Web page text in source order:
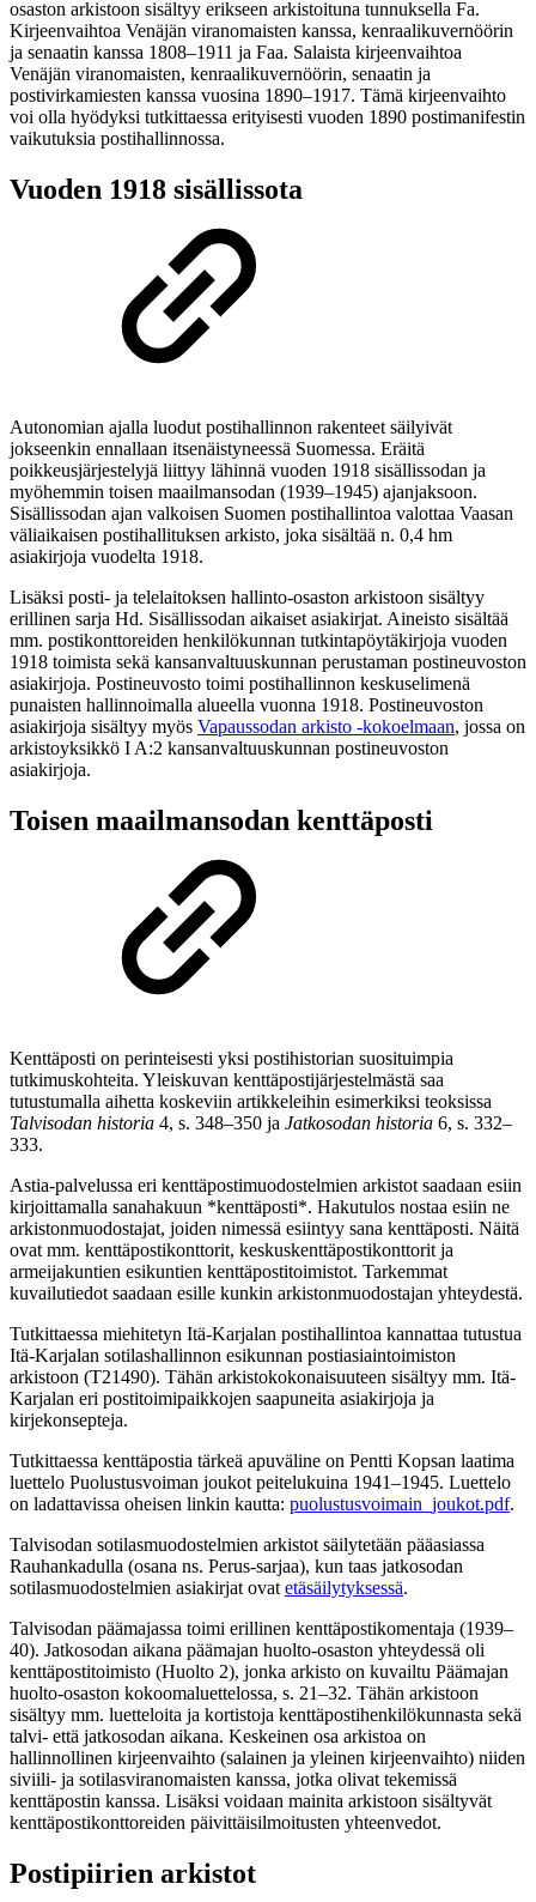
osaston arkistoon sisältyy erikseen arkistoituna tunnuksella Fa.
Kirjeenvaihtoa Venäjän viranomaisten kanssa, kenraalikuvernöörin
ja senaatin kanssa 1808–1911 ja Faa. Salaista kirjeenvaihtoa
Venäjän viranomaisten, kenraalikuvernöörin, senaatin ja
postivirkamiesten kanssa vuosina 1890–1917. Tämä kirjeenvaihto
voi olla hyödyksi tutkittaessa erityisesti vuoden 1890 postimanifestin
vaikutuksia postihallinnossa.
Vuoden 1918 sisällissota
Autonomian ajalla luodut postihallinnon rakenteet säilyivät
jokseenkin ennallaan itsenäistyneessä Suomessa. Eräitä
poikkeusjärjestelyjä liittyy lähinnä vuoden 1918 sisällissodan ja
myöhemmin toisen maailmansodan (1939–1945) ajanjaksoon.
Sisällissodan ajan valkoisen Suomen postihallintoa valottaa Vaasan
väliaikaisen postihallituksen arkisto, joka sisältää n. 0,4 hm
asiakirjoja vuodelta 1918.
Lisäksi posti- ja telelaitoksen hallinto-osaston arkistoon sisältyy
erillinen sarja Hd. Sisällissodan aikaiset asiakirjat. Aineisto sisältää
mm. postikonttoreiden henkilökunnan tutkintapöytäkirjoja vuoden
1918 toimista sekä kansanvaltuuskunnan perustaman postineuvoston
asiakirjoja. Postineuvosto toimi postihallinnon keskuselimenä
punaisten hallinnoimalla alueella vuonna 1918. Postineuvoston
asiakirjoja sisältyy myös Vapaussodan arkisto -kokoelmaan, jossa on
arkistoyksikkö I A:2 kansanvaltuuskunnan postineuvoston
asiakirjoja.
Toisen maailmansodan kenttäposti
Kenttäposti on perinteisesti yksi postihistorian suosituimpia
tutkimuskohteita. Yleiskuvan kenttäpostijärjestelmästä saa
tutustumalla aihetta koskeviin artikkeleihin esimerkiksi teoksissa
Talvisodan historia 4, s. 348–350 ja Jatkosodan historia 6, s. 332–
333.
Astia-palvelussa eri kenttäpostimuodostelmien arkistot saadaan esiin
kirjoittamalla sanahakuun *kenttäposti*. Hakutulos nostaa esiin ne
arkistonmuodostajat, joiden nimessä esiintyy sana kenttäposti. Näitä
ovat mm. kenttäpostikonttorit, keskuskenttäpostikonttorit ja
armeijakuntien esikuntien kenttäpostitoimistot. Tarkemmat
kuvailutiedot saadaan esille kunkin arkistonmuodostajan yhteydestä.
Tutkittaessa miehitetyn Itä-Karjalan postihallintoa kannattaa tutustua
Itä-Karjalan sotilashallinnon esikunnan postiasiaintoimiston
arkistoon (T21490). Tähän arkistokokonaisuuteen sisältyy mm. Itä-
Karjalan eri postitoimipaikkojen saapuneita asiakirjoja ja
kirjekonsepteja.
Tutkittaessa kenttäpostia tärkeä apuväline on Pentti Kopsan laatima
luettelo Puolustusvoiman joukot peitelukuina 1941–1945. Luettelo
on ladattavissa oheisen linkin kautta: puolustusvoimain_joukot.pdf.
Talvisodan sotilasmuodostelmien arkistot säilytetään pääasiassa
Rauhankadulla (osana ns. Perus-sarjaa), kun taas jatkosodan
sotilasmuodostelmien asiakirjat ovat etäsäilytyksessä.
Talvisodan päämajassa toimi erillinen kenttäpostikomentaja (1939–
40). Jatkosodan aikana päämajan huolto-osaston yhteydessä oli
kenttäpostitoimisto (Huolto 2), jonka arkisto on kuvailtu Päämajan
huolto-osaston kokoomaluettelossa, s. 21–32. Tähän arkistoon
sisältyy mm. luetteloita ja kortistoja kenttäpostihenkilökunnasta sekä
talvi- että jatkosodan aikana. Keskeinen osa arkistoa on
hallinnollinen kirjeenvaihto (salainen ja yleinen kirjeenvaihto) niiden
siviili- ja sotilasviranomaisten kanssa, jotka olivat tekemissä
kenttäpostin kanssa. Lisäksi voidaan mainita arkistoon sisältyvät
kenttäpostikonttoreiden päivittäisilmoitusten yhteenvedot.
Postipiirien arkistot